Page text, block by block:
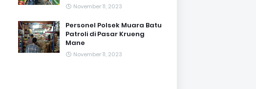
November 11, 2023
Personel Polsek Muara Batu
Patroli di Pasar Krueng
Mane
November 11, 2023